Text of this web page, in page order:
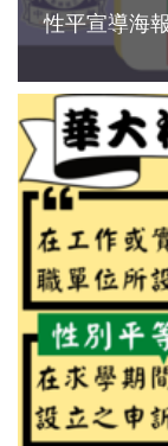
性平宣導海